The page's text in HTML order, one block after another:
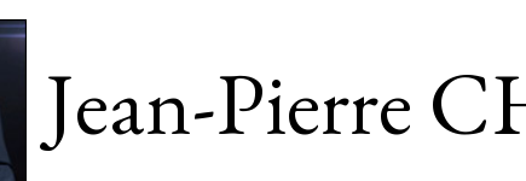
Jean-Pierre